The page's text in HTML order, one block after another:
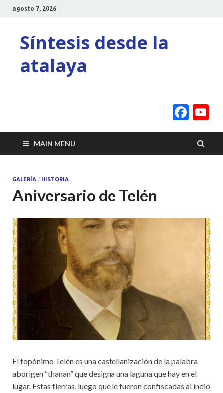
agosto 7, 2026
Síntesis desde la
atalaya
MAIN MENU
GALERÍA / HISTORIA
Aniversario de Telén
El topónimo Telén es una castellanización de la palabra
aborigen “thanan” que designa una laguna que hay en el
lugar. Estas tierras, luego que le fueron confiscadas al indio